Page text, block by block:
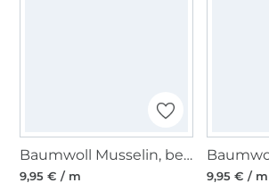
Baumwoll Musselin, beere
9,95 € / m
9,95 € / m